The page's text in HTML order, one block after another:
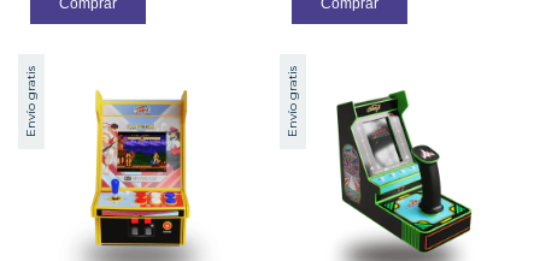
Envío gratis Envío gratis